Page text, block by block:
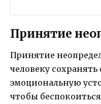
Принятие
Принятие
человеку
эмоциональную
чтобы